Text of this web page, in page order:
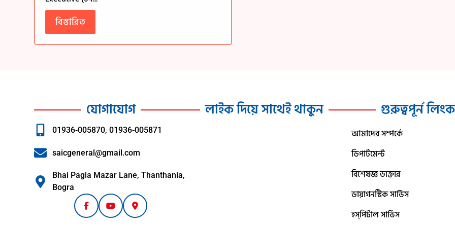
বিস্তারিত
যোগাযোগ
01936-005870, 01936-005871
saicgeneral@gmail.com
Bhai Pagla Mazar Lane, Thanthania,
Bogra
লাইক দিয়ে সাথেই থাকুন গুরুত্বপূর্ন লিংক
আমাদের সম্পর্কে
ডিপার্টমেন্ট
বিশেষজ্ঞ ডাক্তার
ডায়াগনস্টিক সার্ভিস
হস্‌পিটাল সার্ভিস